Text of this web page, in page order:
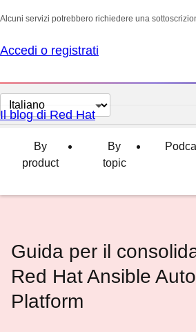
Alcuni servizi potrebbero richiedere una
Accedi o registrati
Cambia
lingua
Il blog di Red Hat
By
product
By
topic
Guida per il
Red Hat Ansible
Platform